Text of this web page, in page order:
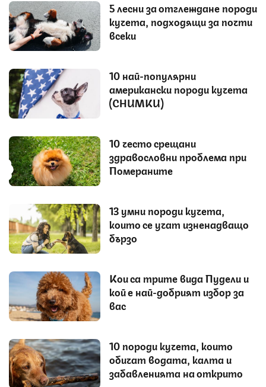
5 лесни за отглеждане породи
кучета, подходящи за почти
всеки
10 най-популярни
американски породи кучета
(СНИМКИ)
10 често срещани
здравословни проблема при
Помераните
13 умни породи кучета,
които се учат изненадващо
бързо
Кои са трите вида Пудели и
кой е най-добрият избор за
вас
10 породи кучета, които
обичат водата, калта и
забавленията на открито